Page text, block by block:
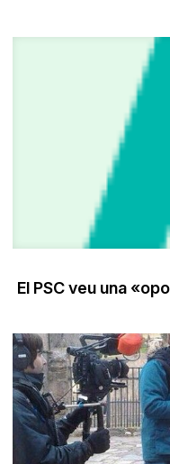
El PSC veu una